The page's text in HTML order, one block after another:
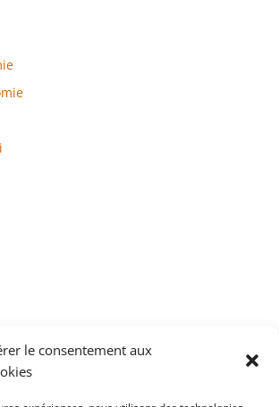
le consentement aux